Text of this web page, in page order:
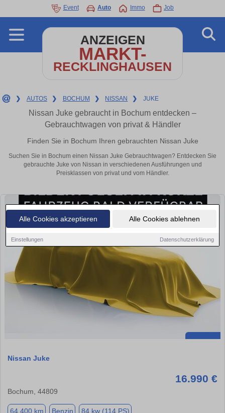
Alle Cookies akzeptieren Alle Cookies ablehnen
Einstellungen Datenschutzerklärung
Event Auto Immo Job
ANZEIGEN
MARKT-
RECKLINGHAUSEN
❯ AUTOS ❯ BOCHUM ❯ NISSAN ❯ JUKE
Nissan Juke gebraucht in Bochum entdecken –
Gebrauchtwagen von privat & Händler
Finden Sie in Bochum Ihren gebrauchten Nissan Juke
Suchen Sie in Bochum einen Nissan Juke Gebrauchtwagen? Entdecken Sie
gebrauchte Juke von Nissan in verschiedenen Ausführungen und
Preisklassen von privat und vom Händler.
Nissan Juke
16.990 €
Bochum, 44809
64.400 km Benzin 84 kw (114 PS)